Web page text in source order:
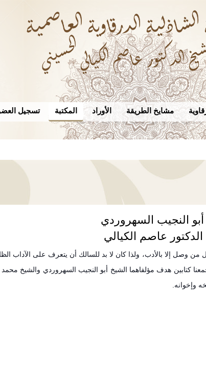
مشايخ الطريقة الأوراد المكتبة تسجيل
النجيب السهروردي
عاصم الكيالي
من وصل إلا بالأدب، ولذا كان لا بد للسالك أن يتعرف على الآداب
كتابين هدف مؤلفاهما الشيخ أبو النجيب السهروردي والشيخ
وإخوانه.